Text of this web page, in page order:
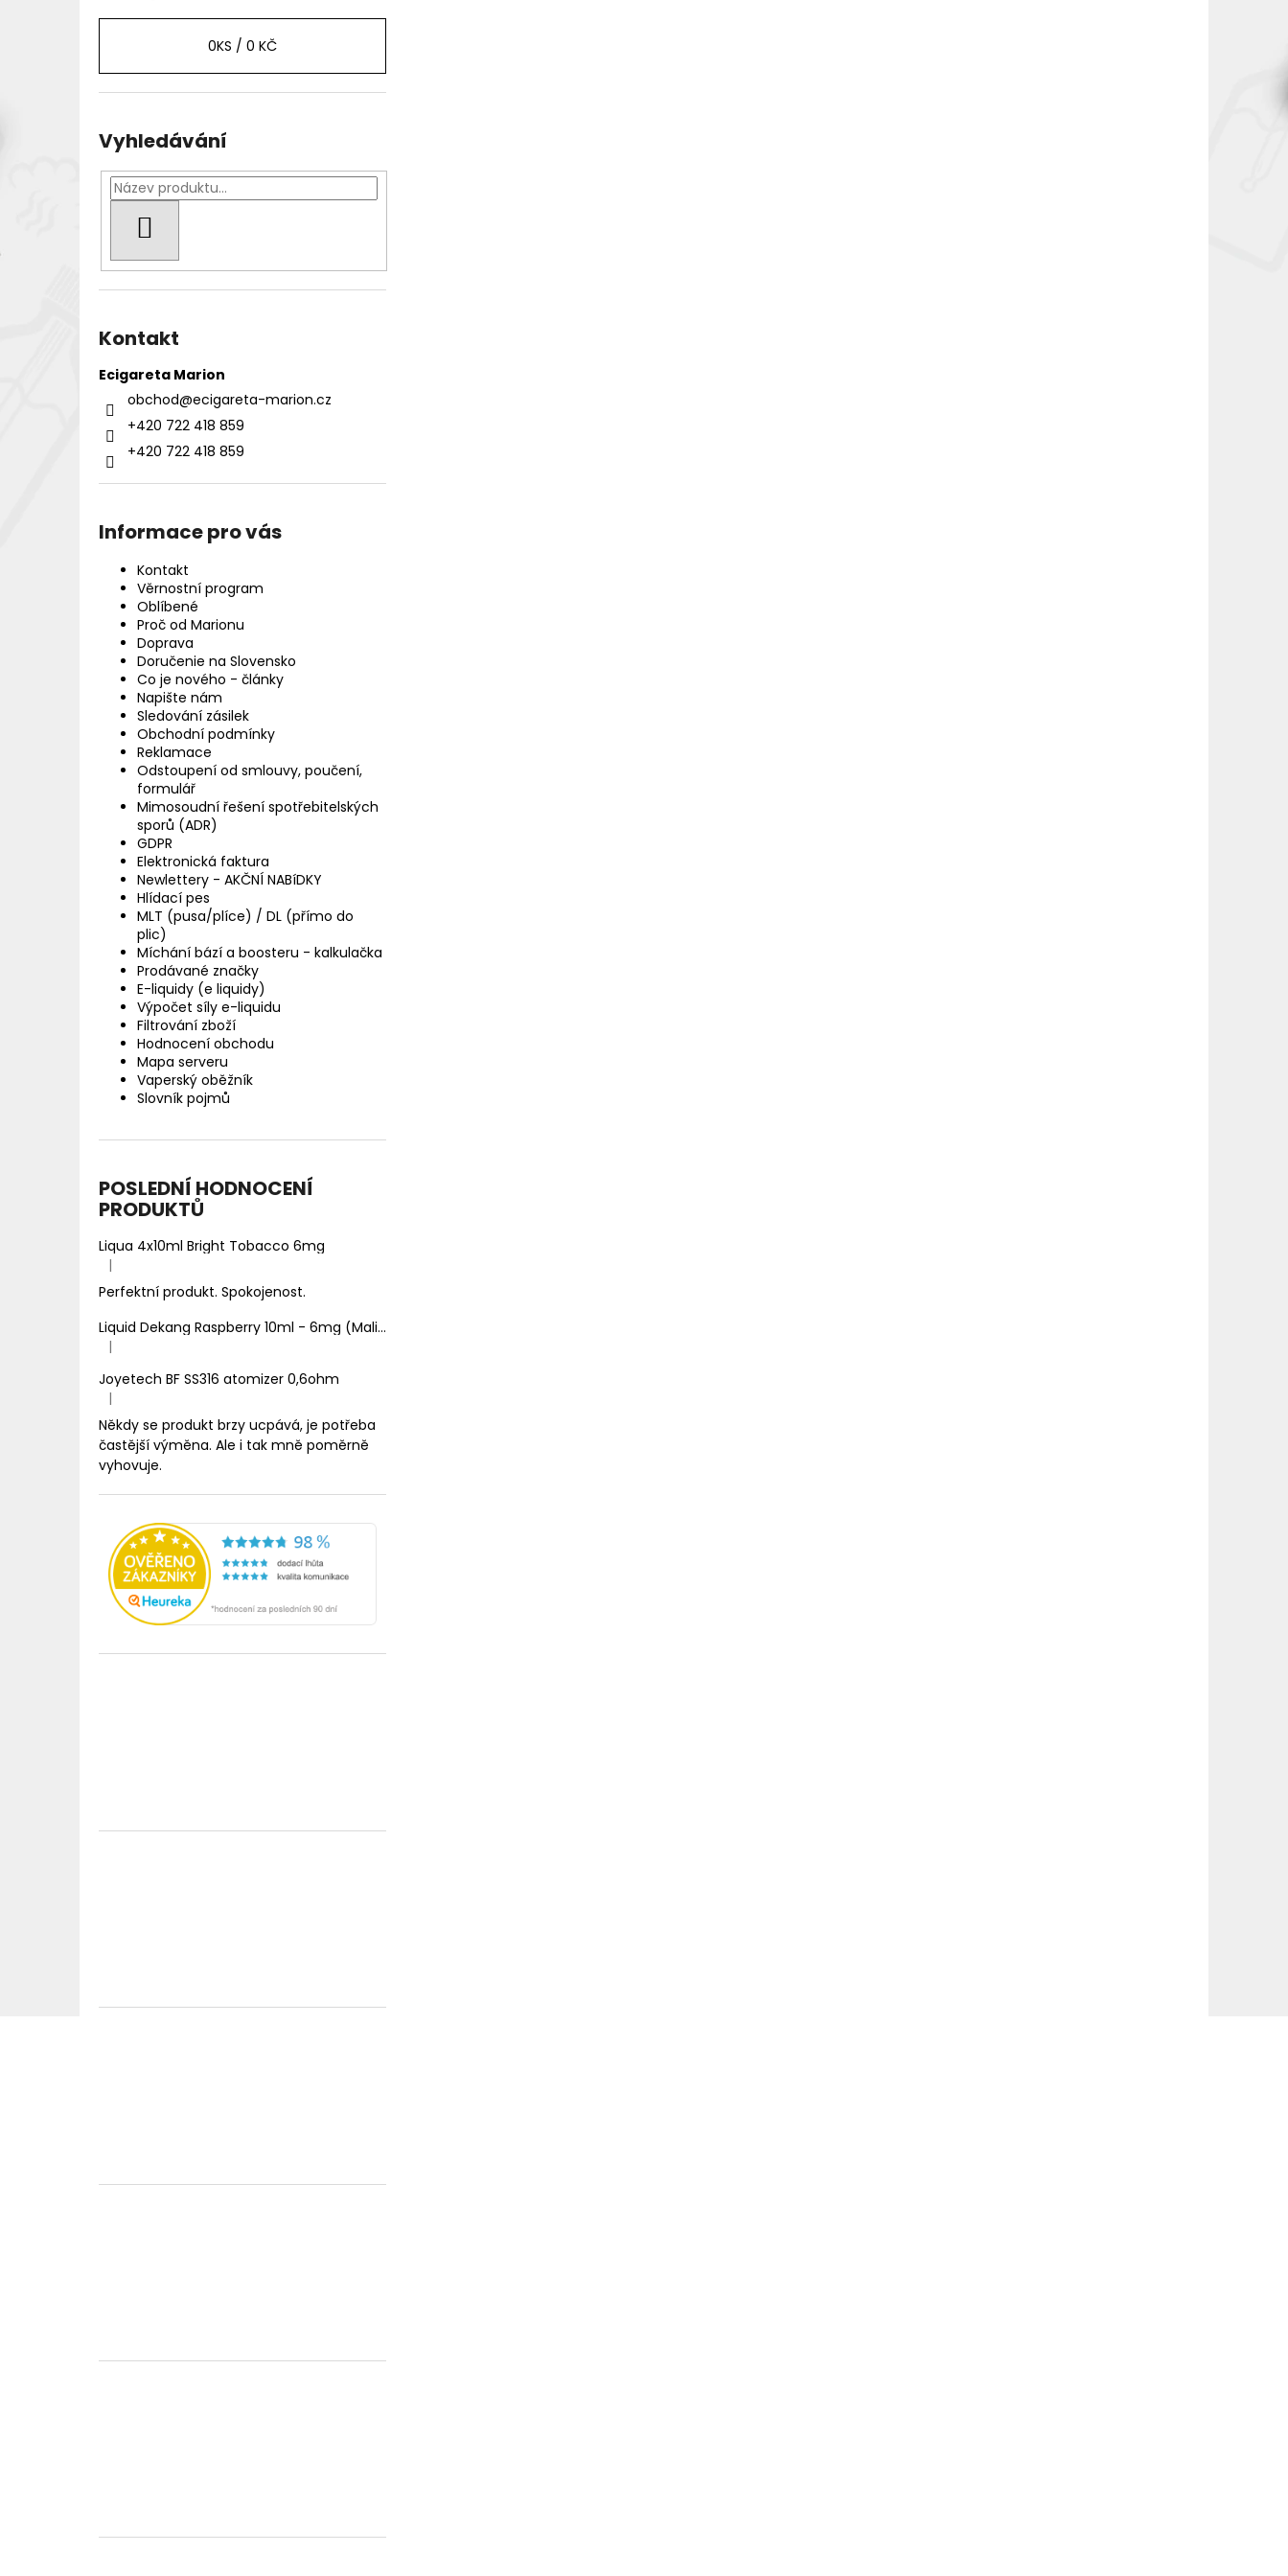
0KS / 0 KČ
Vyhledávání
Kontakt
Ecigareta Marion
obchod@ecigareta-marion.cz
+420 722 418 859
+420 722 418 859
Informace pro vás
Kontakt
Věrnostní program
Oblíbené
Proč od Marionu
Doprava
Doručenie na Slovensko
Co je nového - články
Napište nám
Sledování zásilek
Obchodní podmínky
Reklamace
Odstoupení od smlouvy, poučení,
formulář
Mimosoudní řešení spotřebitelských
sporů (ADR)
GDPR
Elektronická faktura
Newlettery - AKČNÍ NABíDKY
Hlídací pes
MLT (pusa/plíce) / DL (přímo do
plic)
Míchání bází a boosteru - kalkulačka
Prodávané značky
E-liquidy (e liquidy)
Výpočet síly e-liquidu
Filtrování zboží
Hodnocení obchodu
Mapa serveru
Vaperský oběžník
Slovník pojmů
POSLEDNÍ HODNOCENÍ
PRODUKTŮ
Liqua 4x10ml Bright Tobacco 6mg
Hodnocení produktu je 5 z 5 hvězdiček.
|
Perfektní produkt. Spokojenost.
Liquid Dekang Raspberry 10ml - 6mg (Malina)
Hodnocení produktu je 1 z 5 hvězdiček.
|
Joyetech BF SS316 atomizer 0,6ohm
Hodnocení produktu je 5 z 5 hvězdiček.
|
Někdy se produkt brzy ucpává, je potřeba
častější výměna. Ale i tak mně poměrně
vyhovuje.